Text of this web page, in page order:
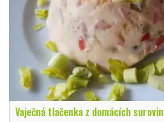
Vaječná tlačenka z domácích surovin